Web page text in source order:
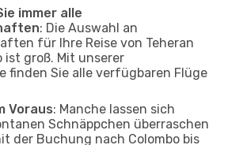
immer alle
: Die Auswahl an
für Ihre Reise von Teheran
ist groß. Mit unserer
finden Sie alle verfügbaren Flüge
Voraus: Manche lassen sich
Schnäppchen überraschen
der Buchung nach Colombo bis